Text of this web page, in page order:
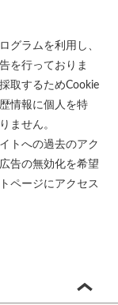
グラムを利用し、
を行っておりま
取するためCookie
情報に個人を特
ません。
トへの過去のアク
告の無効化を希望
ページにアクセス